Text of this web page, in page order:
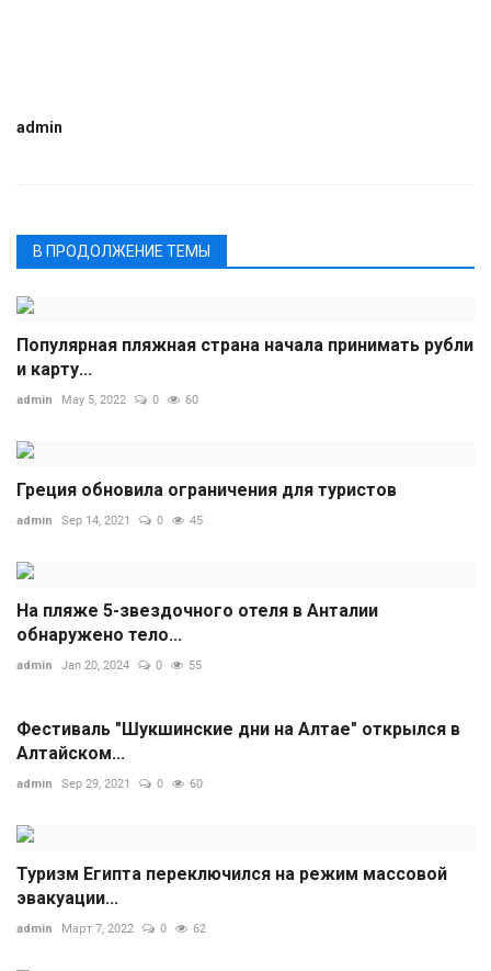
admin
В ПРОДОЛЖЕНИЕ ТЕМЫ
Популярная пляжная страна начала принимать рубли
и карту...
admin May 5, 2022 0 60
Греция обновила ограничения для туристов
admin Sep 14, 2021 0 45
На пляже 5-звездочного отеля в Анталии
обнаружено тело...
admin Jan 20, 2024 0 55
Фестиваль "Шукшинские дни на Алтае" открылся в
Алтайском...
admin Sep 29, 2021 0 60
Туризм Египта переключился на режим массовой
эвакуации...
admin Март 7, 2022 0 62